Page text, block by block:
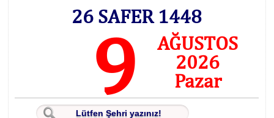
26 SAFER 1448
9
AĞUSTOS
2026
Pazar